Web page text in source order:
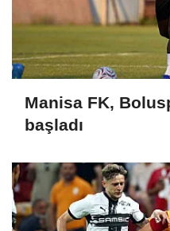
Manisa FK,
başladı